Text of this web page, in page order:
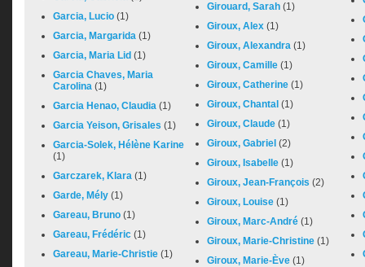
Garcia, Lucio (1)
Garcia, Margarida (1)
Garcia, Maria Lid (1)
Garcia Chaves, Maria
Carolina (1)
Garcia Henao, Claudia (1)
Garcia Yeison, Grisales (1)
Garcia-Solek, Hélène Karine
(1)
Garczarek, Klara (1)
Garde, Mély (1)
Gareau, Bruno (1)
Gareau, Frédéric (1)
Gareau, Marie-Christie (1)
Girouard, Sarah (1)
Giroux, Alex (1)
Giroux, Alexandra (1)
Giroux, Camille (1)
Giroux, Catherine (1)
Giroux, Chantal (1)
Giroux, Claude (1)
Giroux, Gabriel (2)
Giroux, Isabelle (1)
Giroux, Jean-François (2)
Giroux, Louise (1)
Giroux, Marc-André (1)
Giroux, Marie-Christine (1)
Giroux, Marie-Ève (1)